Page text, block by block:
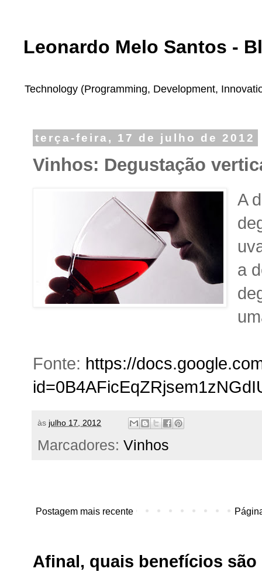
Leonardo Melo Santos -
Technology (Programming, Development,
terça-feira, 17 de julho de 2012
Vinhos: Degustação
A
a
Fonte: https://
às julho 17, 2012
Marcadores: Vinhos
Postagem mais recente
Afinal, quais benefícios